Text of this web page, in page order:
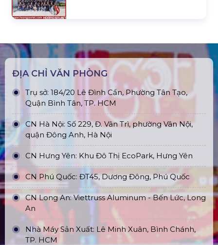
ĐỊA CHỈ VĂN PHÒNG
Trụ sở: 184/20 Lê Đình Cẩn, Phường Tân Tạo,
Quận Bình Tân, TP. HCM
CN Hà Nội: Số 229, Đ. Vân Trì, phường Vân Nội,
quận Đông Anh, Hà Nội
CN Hưng Yên: Khu Đô Thị EcoPark, Hưng Yên
CN Phú Quốc: ĐT45, Dương Đông, Phú Quốc
CN Long An: Viettruss Aluminum - Bến Lức, Long
An
Nhà Máy Sản Xuất: Lê Minh Xuân, Bình Chánh,
TP. HCM